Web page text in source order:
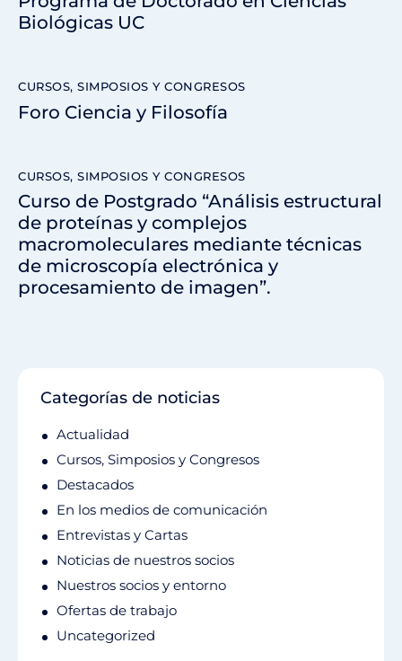
Biológicas UC
CURSOS, SIMPOSIOS Y CONGRESOS
Foro Ciencia y Filosofía
CURSOS, SIMPOSIOS Y CONGRESOS
Curso de Postgrado “Análisis estructural
de proteínas y complejos
macromoleculares mediante técnicas
de microscopía electrónica y
procesamiento de imagen”.
Categorías de noticias
Actualidad
Cursos, Simposios y Congresos
Destacados
En los medios de comunicación
Entrevistas y Cartas
Noticias de nuestros socios
Nuestros socios y entorno
Ofertas de trabajo
Uncategorized